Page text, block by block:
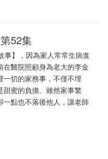
52集
事】，因為家人常常生病進
在醫院照顧身為老大的李金
一切的家務事，不僅不埋
甜蜜的負擔。雖然家事繁
一點也不落後他人，讓老師